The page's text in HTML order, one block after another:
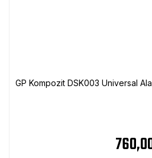
GP Kompozit DSK003 Universal